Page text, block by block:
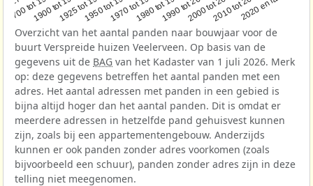
Overzicht van het aantal panden naar bouwjaar voor de
buurt Verspreide huizen Veelerveen. Op basis van de
gegevens uit de BAG van het Kadaster van 1 juli 2026. Merk
op: deze gegevens betreffen het aantal panden met een
adres. Het aantal adressen met panden in een gebied is
bijna altijd hoger dan het aantal panden. Dit is omdat er
meerdere adressen in hetzelfde pand gehuisvest kunnen
zijn, zoals bij een appartementengebouw. Anderzijds
kunnen er ook panden zonder adres voorkomen (zoals
bijvoorbeeld een schuur), panden zonder adres zijn in deze
telling niet meegenomen.